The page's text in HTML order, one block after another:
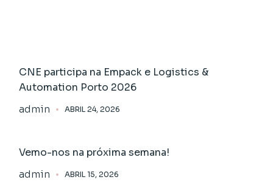
CNE participa na Empack e Logistics &
Automation Porto 2026
admin
ABRIL 24, 2026
Vemo-nos na próxima semana!
admin
ABRIL 15, 2026